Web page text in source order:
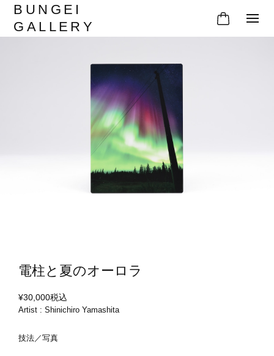
BUNGEI
GALLERY
電柱と夏のオーロラ
¥30,000税込
Artist : Shinichiro Yamashita
技法／写真